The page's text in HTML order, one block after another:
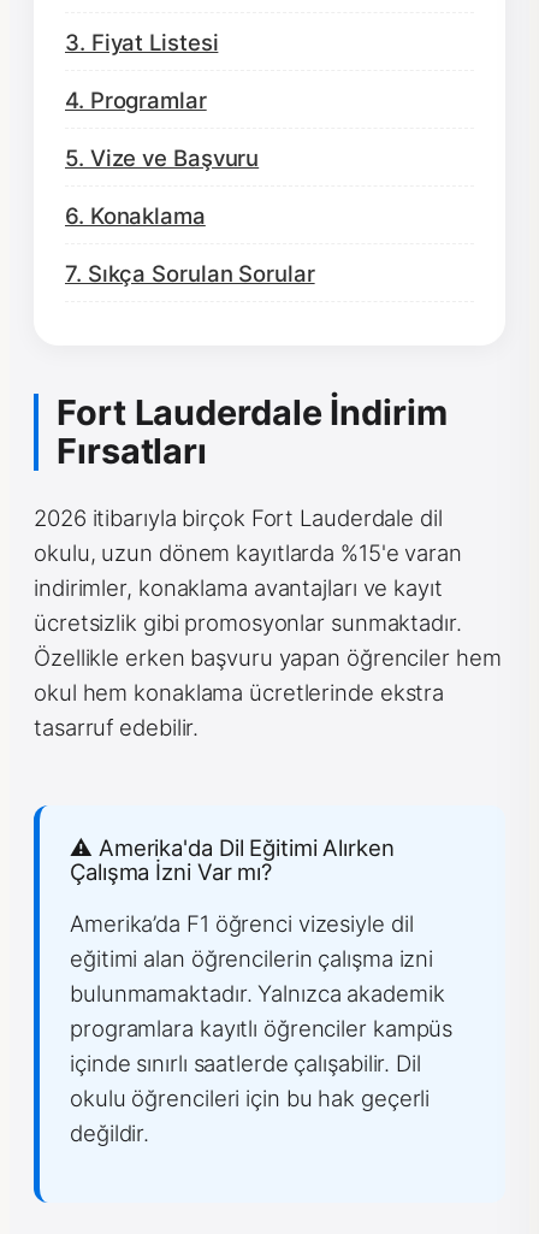
3. Fiyat Listesi
4. Programlar
5. Vize ve Başvuru
6. Konaklama
7. Sıkça Sorulan Sorular
Fort Lauderdale İndirim
Fırsatları
2026 itibarıyla birçok Fort Lauderdale dil
okulu, uzun dönem kayıtlarda %15'e varan
indirimler, konaklama avantajları ve kayıt
ücretsizlik gibi promosyonlar sunmaktadır.
Özellikle erken başvuru yapan öğrenciler hem
okul hem konaklama ücretlerinde ekstra
tasarruf edebilir.
⚠️ Amerika'da Dil Eğitimi Alırken
Çalışma İzni Var mı?
Amerika’da F1 öğrenci vizesiyle dil
eğitimi alan öğrencilerin çalışma izni
bulunmamaktadır. Yalnızca akademik
programlara kayıtlı öğrenciler kampüs
içinde sınırlı saatlerde çalışabilir. Dil
okulu öğrencileri için bu hak geçerli
değildir.